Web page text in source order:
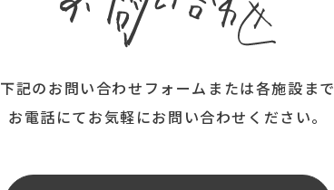
下記のお問い合わせフォームまたは各施設まで
お電話にてお気軽にお問い合わせください。